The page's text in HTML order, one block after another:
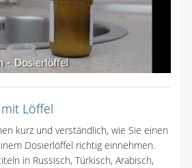
Löffel
kurz und verständlich, wie Sie einen
Dosierlöffel richtig einnehmen.
in Russisch, Türkisch, Arabisch,